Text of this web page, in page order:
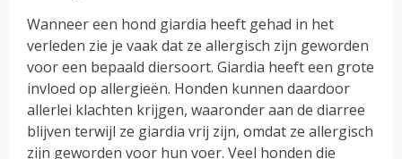
Wanneer een hond giardia heeft gehad in het
verleden zie je vaak dat ze allergisch zijn geworden
voor een bepaald diersoort. Giardia heeft een grote
invloed op allergieën. Honden kunnen daardoor
allerlei klachten krijgen, waaronder aan de diarree
blijven terwijl ze giardia vrij zijn, omdat ze allergisch
zijn geworden voor hun voer. Veel honden die